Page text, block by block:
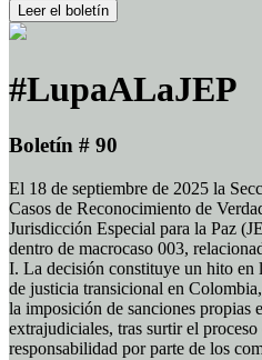
Leer el boletín
#LupaALaJEP
Boletín # 90
El 18 de septiembre de 2025 la
Casos de Reconocimiento de
Jurisdicción Especial para la Paz
dentro de macrocaso 003,
I. La decisión constituye un hito en
de justicia transicional en
la imposición de sanciones propias
extrajudiciales, tras surtir el
responsabilidad por parte de los